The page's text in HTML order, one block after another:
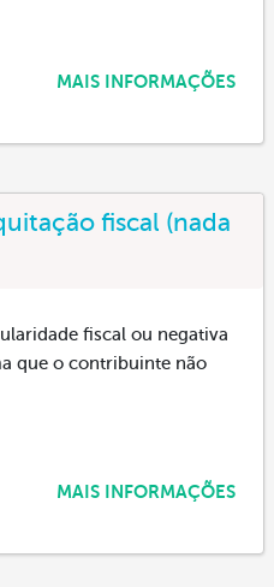
MAIS INFORMAÇÕES
fiscal (nada
fiscal ou negativa
que o contribuinte não
MAIS INFORMAÇÕES